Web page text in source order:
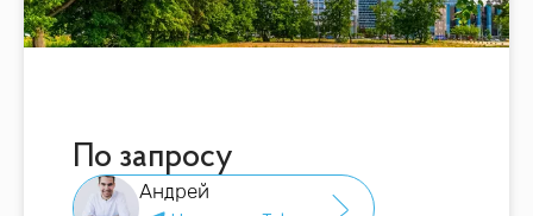
По запросу
Андрей